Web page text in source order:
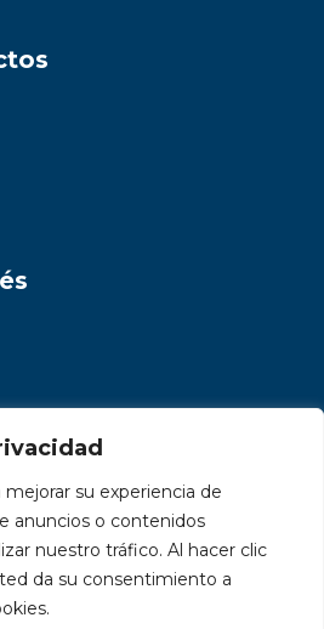
mejorar su experiencia de
anuncios o contenidos
nuestro tráfico. Al hacer clic
da su consentimiento a